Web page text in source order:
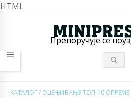
HTML
Препоручује се
КАТАЛОГ/ ОЦЕЊИВАЊЕ ТОП-10 ОПРЕМЕ